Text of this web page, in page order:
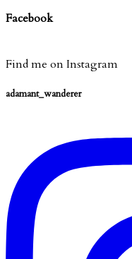
Facebook
Find me on Instagram
adamant_wanderer